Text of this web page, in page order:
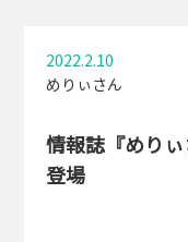
2022.2.10
めりぃさん
情報誌『めり
登場